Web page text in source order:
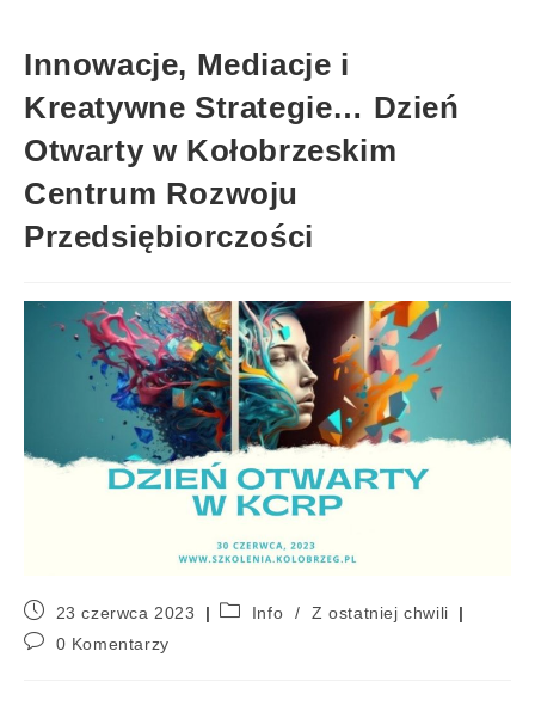
Innowacje, Mediacje i
Kreatywne Strategie… Dzień
Otwarty w Kołobrzeskim
Centrum Rozwoju
Przedsiębiorczości
23 czerwca 2023 Info /
Z ostatniej chwili
0 Komentarzy